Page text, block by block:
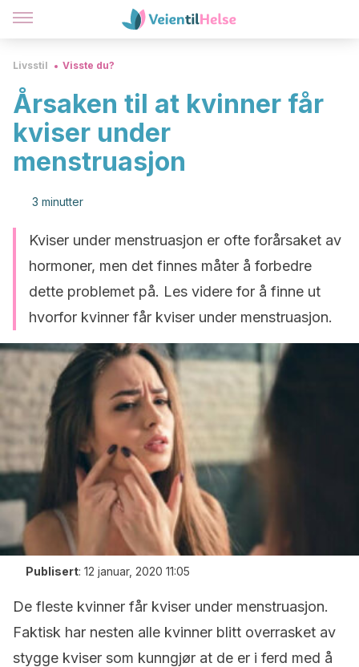
Livsstil Visste du?
Årsaken til at kvinner får
kviser under
menstruasjon
3 minutter
Kviser under menstruasjon er ofte forårsaket av
hormoner, men det finnes måter å forbedre
dette problemet på. Les videre for å finne ut
hvorfor kvinner får kviser under menstruasjon.
Publisert: 12 januar, 2020 11:05
De fleste kvinner får kviser under menstruasjon.
Faktisk har nesten alle kvinner blitt overrasket av
stygge kviser som kunngjør at de er i ferd med å